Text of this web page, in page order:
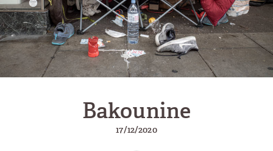
Bakounine
17/12/2020